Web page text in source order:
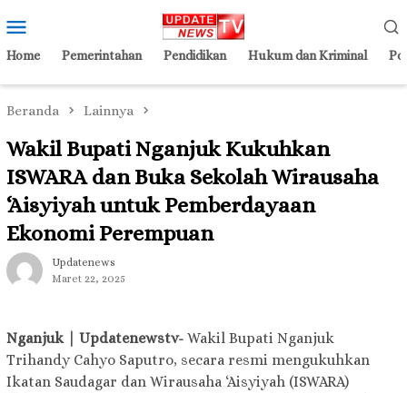
ke
kontenMobile
Home Pemerintahan Pendidikan Hukum dan Kriminal
Beranda Lainnya
Wakil Bupati Nganjuk Kukuhkan
ISWARA dan Buka Sekolah Wirausaha
‘Aisyiyah untuk Pemberdayaan
Ekonomi Perempuan
Updatenews
Maret 22, 2025
Nganjuk | Updatenewstv- Wakil Bupati Nganjuk
Trihandy Cahyo Saputro, secara resmi mengukuhkan
Ikatan Saudagar dan Wirausaha ‘Aisyiyah (ISWARA)